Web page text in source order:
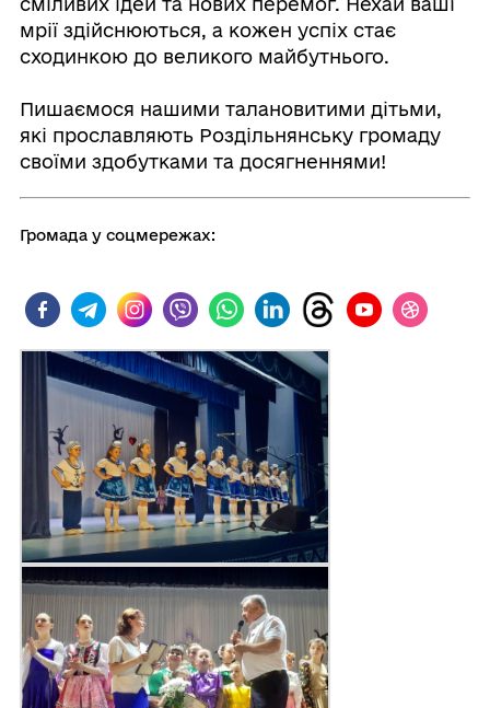
мрії здійснюються, а кожен успіх стає
сходинкою до великого майбутнього.
Пишаємося нашими талановитими дітьми,
які прославляють Роздільнянську громаду
своїми здобутками та досягненнями!
Громада у соцмережах: